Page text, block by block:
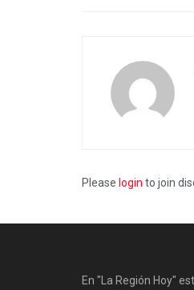
Please login to join
En "La Región Hoy"